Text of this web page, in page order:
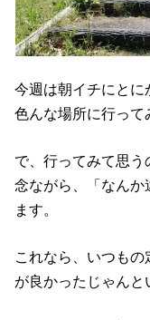
今週は朝イチにとに
色んな場所に行って
で、行ってみて思
念ながら、「なんか
ます。
これなら、いつも
が良かったじゃんと